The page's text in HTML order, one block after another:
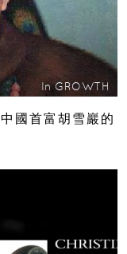
In GROWTH
國首富胡雪巖的